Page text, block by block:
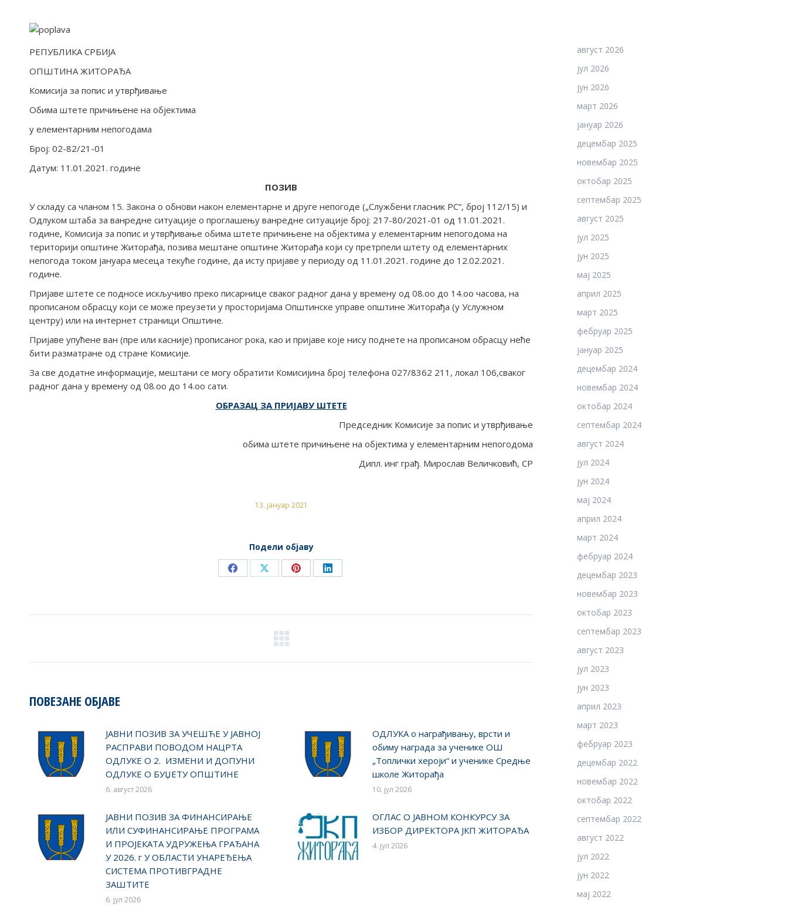
РЕПУБЛИКА СРБИЈА
ОПШТИНА ЖИТОРАЂА
Комисија за попис и утврђивање
Обима штете причињене на објектима
у елементарним непогодама
Број: 02-82/21-01
Датум: 11.01.2021. године
ПОЗИВ
У складу са чланом 15. Закона о обнови након елементарне и друге непогоде („Службени гласник РС“, број 112/15) и
Одлуком штаба за ванредне ситуације о проглашењу ванредне ситуације број: 217-80/2021-01 од 11.01.2021.
године, Комисија за попис и утврђивање обима штете причињене на објектима у елементарним непогодома на
територији општине Житорађа, позива мештане општине Житорађа који су претрпели штету од елементарних
непогода током јануара месеца текуће године, да исту пријаве у периоду од 11.01.2021. године до 12.02.2021.
године.
Пријаве штете се подносе искључиво преко писарнице сваког радног дана у времену од 08.оо до 14.оо часова, на
прописаном обрасцу који се може преузети у просторијама Општинске управе општине Житорађа (у Услужном
центру) или на интернет страници Општине.
Пријаве упућене ван (пре или касније) прописаног рока, као и пријаве које нису поднете на прописаном обрасцу неће
бити разматране од стране Комисије.
За све додатне информације, мештани се могу обратити Комисијина број телефона 027/8362 211, локал 106,сваког
радног дана у времену од 08.оо до 14.оо сати.
ОБРАЗАЦ ЗА ПРИЈАВУ ШТЕТЕ
Председник Комисије за попис и утврђивање
обима штете причињене на објектима у елементарним непогодома
Дипл. инг грађ. Мирослав Величковић, СР
13. јануар 2021
Подели објаву
Share
Facebook
Share
X
Share
Pinterest
Share
LinkedIn
ПОВЕЗАНЕ ОБЈАВЕ
ЈАВНИ ПОЗИВ ЗА УЧЕШЋЕ У ЈАВНОЈ
РАСПРАВИ ПОВОДОМ НАЦРТА
ОДЛУКЕ О 2. ИЗМЕНИ И ДОПУНИ
ОДЛУКЕ О БУЏЕТУ ОПШТИНЕ
6. август 2026
ОДЛУКA о награђивању, врсти и
обиму награда за ученике ОШ
„Топлички хероји“ и ученике Средње
школе Житорађа
10. јул 2026
ЈАВНИ ПОЗИВ ЗА ФИНАНСИРАЊЕ
ИЛИ СУФИНАНСИРАЊЕ ПРОГРАМА
И ПРОЈЕКАТА УДРУЖЕЊА ГРАЂАНА
У 2026. г У ОБЛАСТИ УНАРЕЂЕЊА
СИСТЕМА ПРОТИВГРАДНЕ
ЗАШТИТЕ
6. јул 2026
ОГЛАС О ЈАВНОМ КОНКУРСУ ЗА
ИЗБОР ДИРЕКТОРА ЈКП ЖИТОРАЂА
4. јул 2026
август 2026
јул 2026
јун 2026
март 2026
јануар 2026
децембар 2025
новембар 2025
октобар 2025
септембар 2025
август 2025
јул 2025
јун 2025
мај 2025
април 2025
март 2025
фебруар 2025
јануар 2025
децембар 2024
новембар 2024
октобар 2024
септембар 2024
август 2024
јул 2024
јун 2024
мај 2024
април 2024
март 2024
фебруар 2024
децембар 2023
новембар 2023
октобар 2023
септембар 2023
август 2023
јул 2023
јун 2023
април 2023
март 2023
фебруар 2023
децембар 2022
новембар 2022
октобар 2022
септембар 2022
август 2022
јул 2022
јун 2022
мај 2022